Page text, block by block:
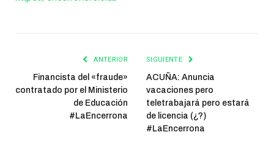
ANTERIOR
Financista del «fraude»
contratado por el Ministerio
de Educación
#LaEncerrona
SIGUIENTE
ACUÑA: Anuncia
vacaciones pero
teletrabajará pero estará
de licencia (¿?)
#LaEncerrona